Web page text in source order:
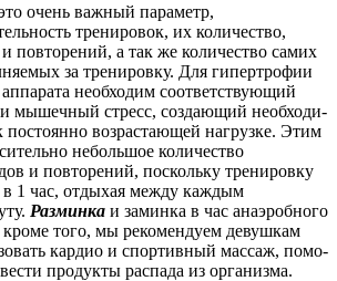
очень важный параметр,
тре­ни­ро­вок, их количество,
повторений, а так же количество самих
за тренировку. Для гипертрофии
не­об­хо­дим со­от­вет­с­т­ву­ю­щий
мышечный стресс, создающий не­об­хо­ди­
постоянно возрастающей нагрузке. Этим
не­боль­шое количество
и повторений, поскольку тре­ни­ров­ку
в 1 час, отдыхая между каждым
Раз­мин­ка и за­мин­ка в час анаэробного
кроме того, мы ре­ко­мен­ду­ем де­вуш­кам
кардио и спортивный массаж, по­мо­
про­дук­ты распада из организма.